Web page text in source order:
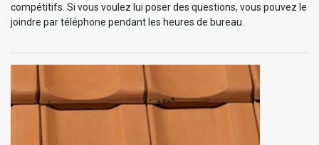
compétitifs. Si vous voulez lui poser des questions, vous pouvez le
joindre par téléphone pendant les heures de bureau.